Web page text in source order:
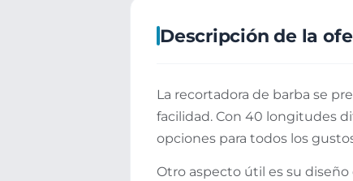
Descripción de la
La recortadora de barba se
facilidad. Con 40 longitudes
opciones para todos los
Otro aspecto útil es su